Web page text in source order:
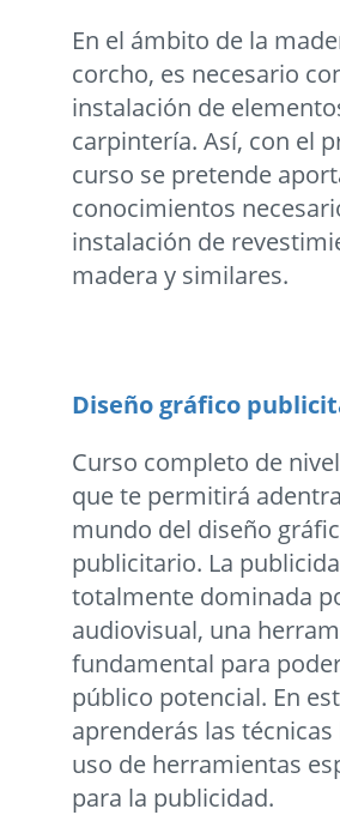
En el ámbito de la
corcho, es necesario
instalación de
carpintería. Así, con el
curso se pretende
conocimientos
instalación de
madera y similares.
Diseño gráfico
Curso completo de
que te permitirá
mundo del diseño
publicitario. La
totalmente dominada
audiovisual, una
fundamental para
público potencial. En
aprenderás las técnicas
uso de herramientas
para la publicidad.